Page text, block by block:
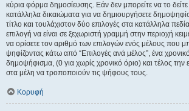
κύρια φόρμα δημοσίευσης. Εάν δεν μπορείτε να το δείτε
κατάλληλα δικαιώματα για να δημιουργήσετε
τίτλο και τουλάχιστον δύο επιλογές στα κατάλληλα
επιλογή να είναι σε ξεχωριστή γραμμή στην περιοχή
να ορίσετε τον αριθμό των επιλογών ενός μέλους που
ψηφίζοντας κάτω από “Επιλογές ανά μέλος”, ένα
δημοψήφισμα, (0 για χωρίς χρονικό όριο) και τέλος την
στα μέλη να τροποποιούν τις ψήφους τους.
Κορυφή